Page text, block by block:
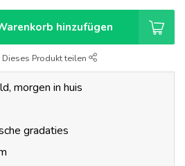
hinzufügen
Dieses Produkt teilen
morgen in huis
gradaties